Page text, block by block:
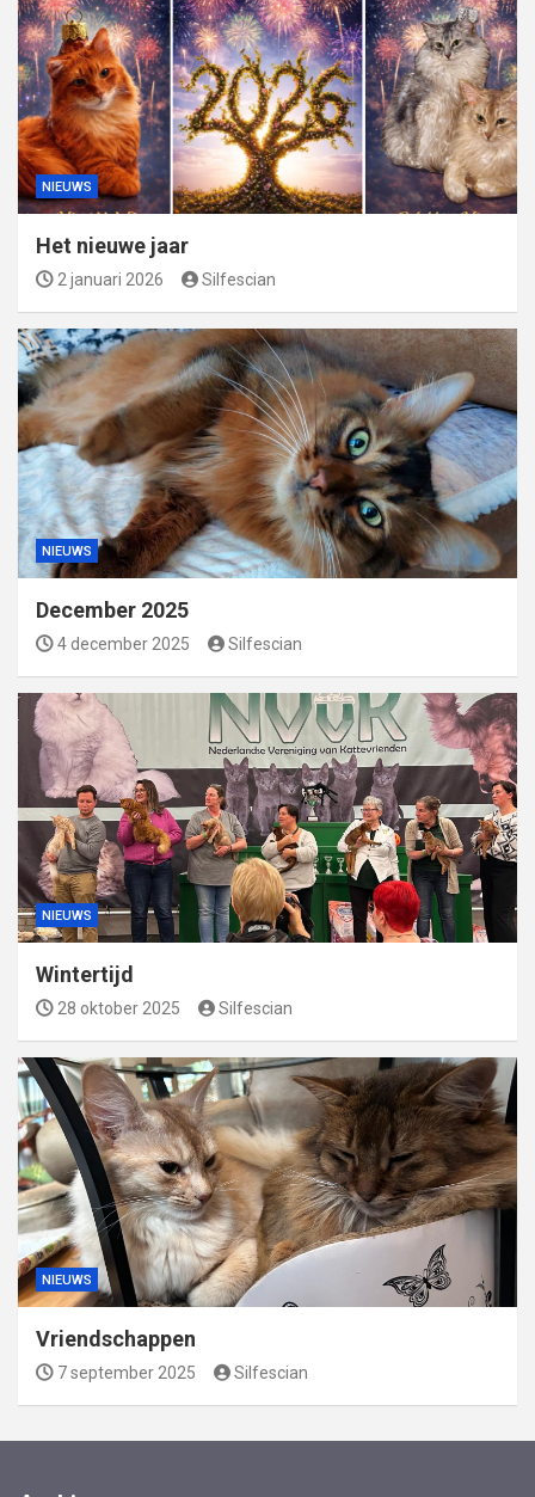
NIEUWS
Het nieuwe jaar
2 januari 2026 Silfescian
NIEUWS
December 2025
4 december 2025 Silfescian
NIEUWS
Wintertijd
28 oktober 2025 Silfescian
NIEUWS
Vriendschappen
7 september 2025 Silfescian